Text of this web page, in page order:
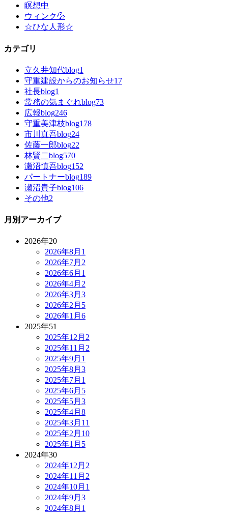
瞑想中
ウィンク💦
☆ひな人形☆
カテゴリ
立久井知代blog1
守重建設からのお知らせ17
社長blog1
常務の気まぐれblog73
広報blog246
守重美津枝blog178
市川真吾blog24
佐藤一郎blog22
林賢二blog570
瀬沼慎吾blog152
パートナーblog189
瀬沼貴子blog106
その他2
月別アーカイブ
2026年20
2026年8月 1
2026年7月 2
2026年6月 1
2026年4月 2
2026年3月 3
2026年2月 5
2026年1月 6
2025年51
2025年12月 2
2025年11月 2
2025年9月 1
2025年8月 3
2025年7月 1
2025年6月 5
2025年5月 3
2025年4月 8
2025年3月 11
2025年2月 10
2025年1月 5
2024年30
2024年12月 2
2024年11月 2
2024年10月 1
2024年9月 3
2024年8月 1